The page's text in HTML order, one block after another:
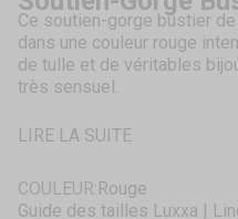
Ce soutien-gorge bustier
dans une couleur rouge
de tulle et de véritables
très sensuel.
LIRE LA SUITE
COULEUR:Rouge
Guide des tailles Luxxa |